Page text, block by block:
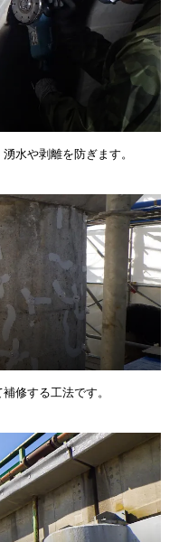
水や剥離を防ぎます。
修する工法です。